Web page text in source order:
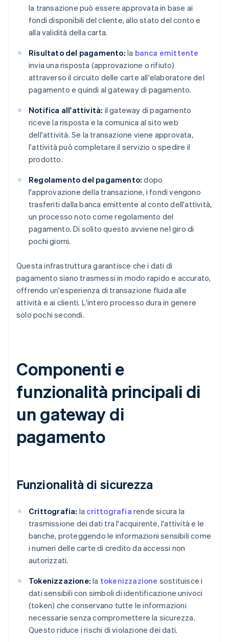
la transazione può essere approvata in base ai
fondi disponibili del cliente, allo stato del conto e
alla validità della carta.
Risultato del pagamento: la banca emittente
invia una risposta (approvazione o rifiuto)
attraverso il circuito delle carte all'elaboratore del
pagamento e quindi al gateway di pagamento.
Notifica all'attività: il gateway di pagamento
riceve la risposta e la comunica al sito web
dell'attività. Se la transazione viene approvata,
l'attività può completare il servizio o spedire il
prodotto.
Regolamento del pagamento: dopo
l'approvazione della transazione, i fondi vengono
trasferiti dalla banca emittente al conto dell'attività,
un processo noto come regolamento del
pagamento. Di solito questo avviene nel giro di
pochi giorni.
Questa infrastruttura garantisce che i dati di
pagamento siano trasmessi in modo rapido e accurato,
offrendo un'esperienza di transazione fluida alle
attività e ai clienti. L'intero processo dura in genere
solo pochi secondi.
Componenti e
funzionalità principali di
un gateway di
pagamento
Funzionalità di sicurezza
Crittografia: la crittografia rende sicura la
trasmissione dei dati tra l'acquirente, l'attività e le
banche, proteggendo le informazioni sensibili come
i numeri delle carte di credito da accessi non
autorizzati.
Tokenizzazione: la tokenizzazione sostituisce i
dati sensibili con simboli di identificazione univoci
(token) che conservano tutte le informazioni
necessarie senza compromettere la sicurezza.
Questo riduce i rischi di violazione dei dati.